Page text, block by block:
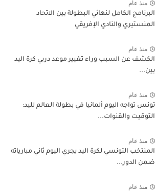
منذ عام
البرنامج الكامل لنهائي البطولة بين الاتحاد
المنستيري والنادي الإفريقي
منذ عام
الكشف عن السبب وراء تغيير موعد دربي كرة اليد
بين...
منذ عام
تونس تواجه اليوم ألمانيا في بطولة العالم لليد:
التوقيت والقنوات...
منذ عام
المنتخب التونسي لكرة اليد يجري اليوم ثاني مبارياته
ضمن الدور...
منذ عام